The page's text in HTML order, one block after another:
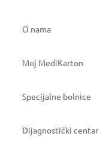
O nama
Moj MediKarton
Specijalne bolnice
Dijagnostički centar